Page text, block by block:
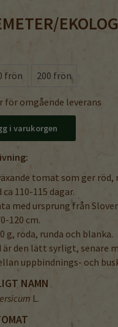
frön 200 frön
för omgående leverans
i varukorgen
tomat som ger röd,
110-115 dagar.
med ursprung från
120 cm.
g, röda, runda och blanka.
är den lätt syrligt, senare
uppbindnings- och
NAMN
L.